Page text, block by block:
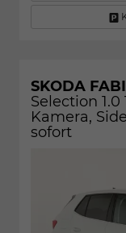
SKODA
Selection 1.0
Kamera,
sofort